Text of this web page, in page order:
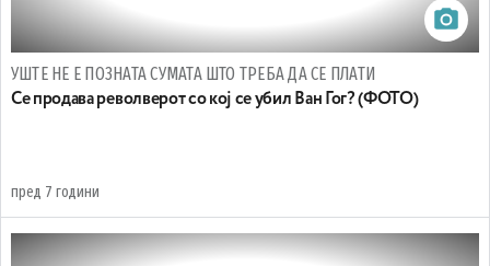
УШТЕ НЕ Е ПОЗНАТА СУМАТА ШТО ТРЕБА ДА СЕ ПЛАТИ
Се продава револверот со кој се убил Ван Гог? (ФОТО)
пред 7 години